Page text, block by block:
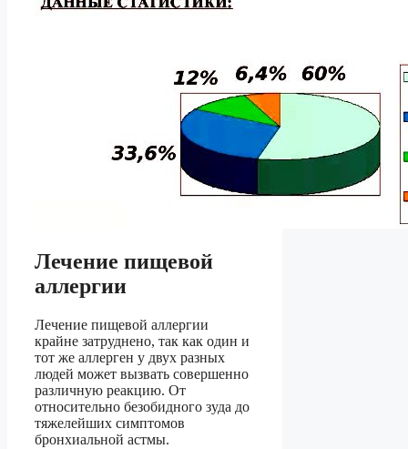
Лечение пищевой
аллергии
Лечение пищевой аллергии
крайне затруднено, так как один и
тот же аллерген у двух разных
людей может вызвать совершенно
различную реакцию. От
относительно безобидного зуда до
тяжелейших симптомов
бронхиальной астмы.